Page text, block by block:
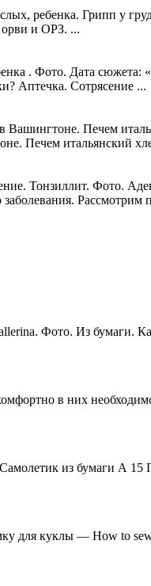
ребенка. Грипп у
и ОРЗ. ...
. Фото. Дата
Аптечка. Сотрясение ...
Печем
Печем итальянский
Тонзиллит. Фото.
Рассмотрим
Фото. Из бумаги.
в них
из бумаги А 15
для куклы — How to